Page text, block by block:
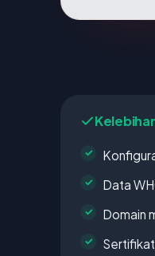
Data
Domain